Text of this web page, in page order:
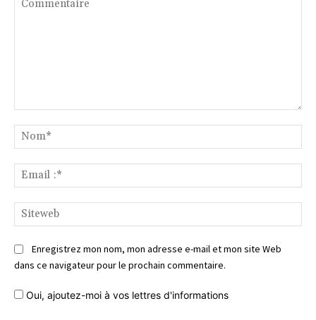
:*
Enregistrez mon nom, mon adresse e-mail et mon site Web
dans ce navigateur pour le prochain commentaire.
Oui, ajoutez-moi à vos lettres d'informations